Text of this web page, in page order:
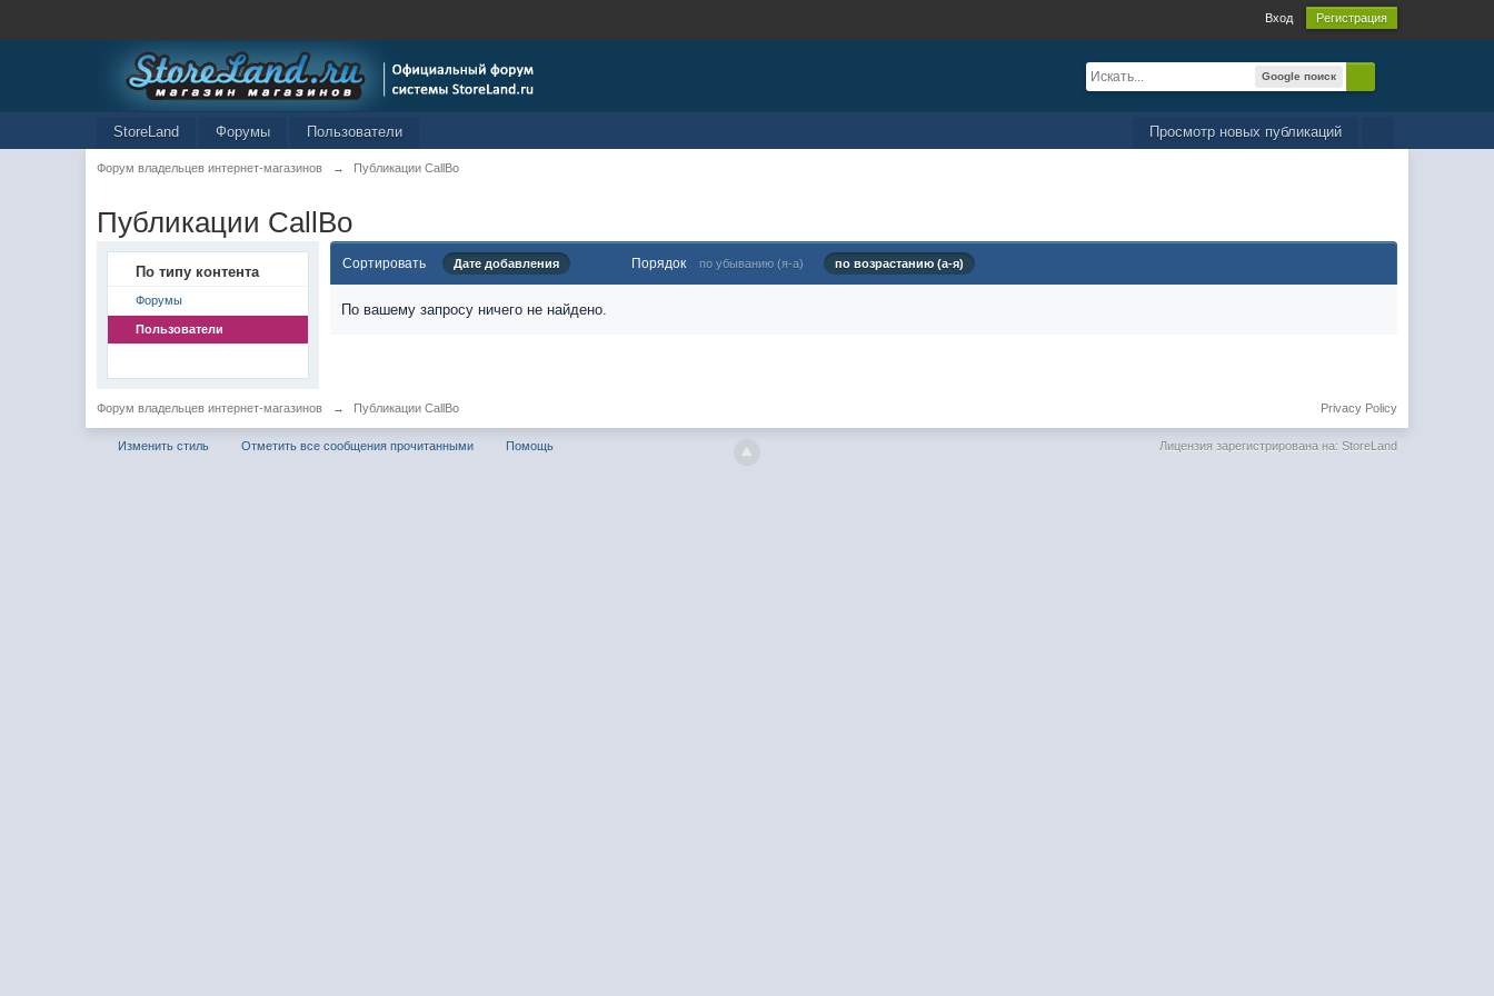
Вход Регистрация
Google поиск
Просмотр новых публикаций
StoreLand Форумы Пользователи
Форум владельцев интернет-магазинов → Публикации CallBo
Публикации CallBo
По типу контента
Форумы
Пользователи
Сортировать Дате добавления Порядок по убыванию (я-а) по возрастанию (а-я)
По вашему запросу ничего не найдено.
Форум владельцев интернет-магазинов → Публикации CallBo Privacy Policy
Изменить стиль Отметить все сообщения прочитанными Помощь Лицензия зарегистрирована на: StoreLand